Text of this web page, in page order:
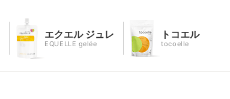
エクエル ジュレ
EQUELLE gelée
トコエル
tocoelle